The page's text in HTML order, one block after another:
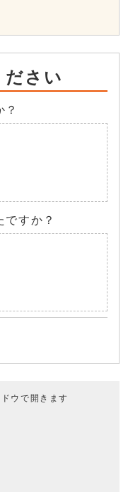
ださい
？
ですか？
ウで開きます